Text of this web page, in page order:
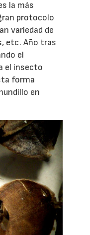
la más
protocolo
variedad de
etc. Año tras
el
el insecto
forma
en